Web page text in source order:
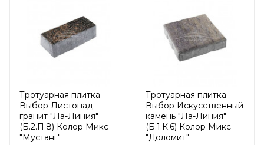
Тротуарная плитка
Выбор Листопад
гранит "Ла-Линия"
(Б.2.П.8) Колор Микс
"Мустанг"
Тротуарная плитка
Выбор Искусственный
камень "Ла-Линия"
(Б.1.К.6) Колор Микс
"Доломит"